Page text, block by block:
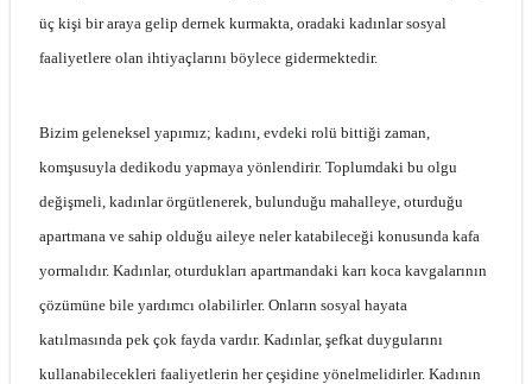
üç kişi bir araya gelip dernek kurmakta, oradaki kadınlar sosyal
faaliyetlere olan ihtiyaçlarını böylece gidermektedir.
Bizim geleneksel yapımız; kadını, evdeki rolü bittiği zaman,
komşusuyla dedikodu yapmaya yönlendirir. Toplumdaki bu olgu
değişmeli, kadınlar örgütlenerek, bulunduğu mahalleye, oturduğu
apartmana ve sahip olduğu aileye neler katabileceği konusunda kafa
yormalıdır. Kadınlar, oturdukları apartmandaki karı koca kavgalarının
çözümüne bile yardımcı olabilirler. Onların sosyal hayata
katılmasında pek çok fayda vardır. Kadınlar, şefkat duygularını
kullanabilecekleri faaliyetlerin her çeşidine yönelmelidirler. Kadının